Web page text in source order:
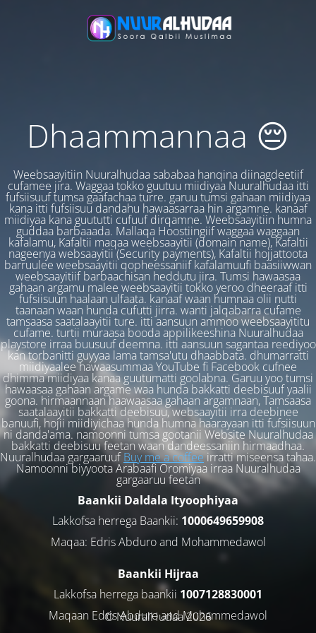
Dhaammannaa 😔
Weebsaayitiin Nuuralhudaa sababaa hanqina diinagdeetiif
cufamee jira. Waggaa tokko guutuu miidiyaa Nuuralhudaa itti
fufsiisuuf tumsa gaafachaa turre. garuu tumsi gahaan miidiyaa
kana itti fufsiisuu dandahu hawaasarraa hin argamne. kanaaf
miidiyaa kana guututti cufuuf dirqamne. Weebsaayitiin humna
guddaa barbaaada. Mallaqa Hoostiingiif waggaa waggaan
kafalamu, Kafaltii maqaa weebsaayitii (domain name), Kafaltii
nageenya websaayitii (Security payments), Kafaltii hojjattoota
barruulee weebsaayitii qopheessaniif kafalamuufi baasiiwwan
weebsaayitiif barbaachisan heddutu jira. Tumsi hawaasaa
gahaan argamu malee weebsaayitii tokko yeroo dheeraaf itti
fufsiisuun haalaan ulfaata. kanaaf waan humnaa olii nutti
taanaan waan hunda cufutti jirra. wanti jalqabarra cufame
tamsaasa saatalaayitii ture. itti aansuun ammoo weebsaayititu
cufame. turtii muraasa booda appilikeeshina Nuuralhudaa
playstore irraa buusuuf deemna. itti aansuun sagantaa reediyoo
kan torbanitti guyyaa lama tamsa'utu dhaabbata. dhumarratti
miidiyaalee hawaasummaa YouTube fi Facebook cufnee
dhimma miidiyaa kanaa guutumatti goolabna. Garuu yoo tumsi
hawaasaa gahaan argame waa hunda bakkatti deebisuuf yaalii
goona. hirmaannaan haawaasaa gahaan argamnaan, Tamsaasa
saatalaayitii bakkatti deebisuu, websaayitii irra deebinee
banuufi, hojii miidiyichaa hunda humna haarayaan itti fufsiisuun
ni danda'ama. namoonni tumsa gootanii Website Nuuralhudaa
bakkatti deebisuu feetan waan dandeessaniin hirmaadhaa.
Nuuralhudaa gargaaruufBuy me a coffeeirratti miseensa tahaa.
Namoonni biyyoota Arabaafi Oromiyaa irraa Nuuralhudaa
gargaaruu feetan
Baankii Daldala Ityoophiyaa
Lakkofsa herrega Baankii: 1000649659908
Maqaa: Edris Abduro and Mohammedawol
Baankii Hijraa
Lakkofsa herrega baankii 1007128830001
Maqaan Edris Abduro and Muhammedawol
© NuuralHudaa 2026